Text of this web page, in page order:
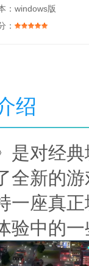
：windows版
：
绍
对经典
全新的
一座真
验中的